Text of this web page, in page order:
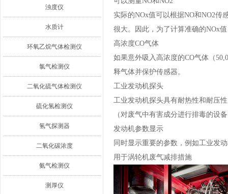
浊度仪
水质计
环氧乙烷气体检测仪
氯气检测仪
二氧化硫气体检测仪
硫化氢检测仪
氢气探测器
二氧化碳浓度
氨气检测仪
测厚仪
实际的NOx值可以根据NO和NO2传
很大。因此，为了计算准确的NOx
高浓度CO气体
如果意外吸入高浓度的CO气体（
释气体并保护传感器。
工业发动机探头
工业发动机探头具有耐热性和耐压
（对废气中有害成分进行排毒的设
发动机参数显示
同时显示重要的参数，例如工业发
用于涡轮机废气减排措施